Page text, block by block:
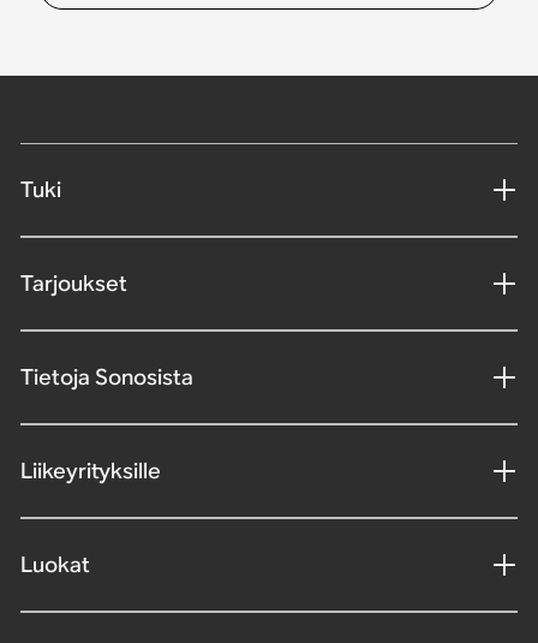
Tuki
Tarjoukset
Tietoja Sonosista
Liikeyrityksille
Luokat